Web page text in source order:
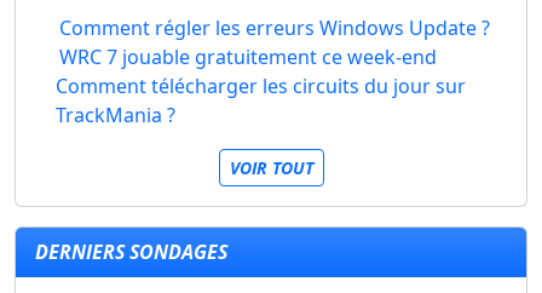
Comment régler les erreurs Windows Update ?
WRC 7 jouable gratuitement ce week-end
Comment télécharger les circuits du jour sur
TrackMania ?
VOIR TOUT
DERNIERS SONDAGES